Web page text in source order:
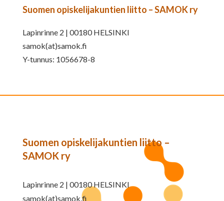
Suomen opiskelijakuntien liitto – SAMOK ry
Lapinrinne 2 | 00180 HELSINKI
samok(at)samok.fi
Y-tunnus: 1056678-8
Suomen opiskelijakuntien liitto –
SAMOK ry
Lapinrinne 2 | 00180 HELSINKI
samok(at)samok.fi